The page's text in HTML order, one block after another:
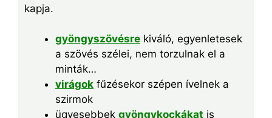
kapja.
gyöngyszövésre kiváló, egyenletesek
a szövés szélei, nem torzulnak el a
minták…
virágok fűzésekor szépen ívelnek a
szirmok
ügyesebbek gyöngykockákat is